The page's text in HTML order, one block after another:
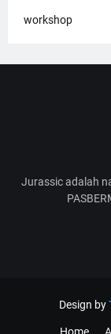
workshop
Jurassic adalah
Design by